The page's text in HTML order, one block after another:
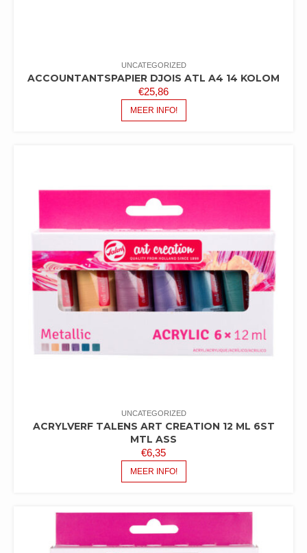
UNCATEGORIZED
ACCOUNTANTSPAPIER DJOIS ATL A4 14 KOLOM
€25,86
MEER INFO!
UNCATEGORIZED
ACRYLVERF TALENS ART CREATION 12 ML 6ST
MTL ASS
€6,35
MEER INFO!